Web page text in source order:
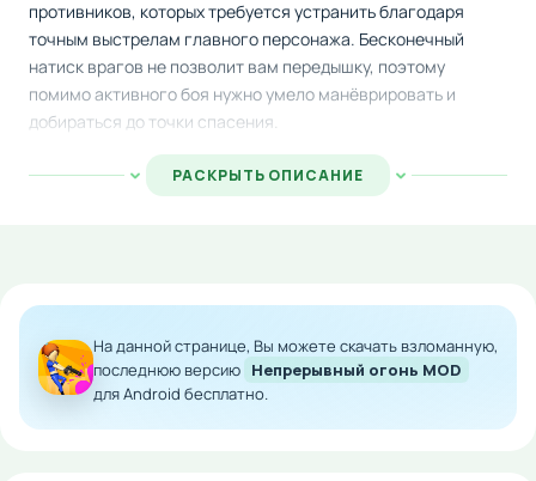
противников, которых требуется устранить благодаря
точным выстрелам главного персонажа. Бесконечный
натиск врагов не позволит вам передышку, поэтому
помимо активного боя нужно умело манёврировать и
добираться до точки спасения.
Когда ситуация становится критической, герой может
применить специальные боевые умения, способные за
Все уровни и боевые способности
разблокированы с самого начала
Полный доступ к арсеналу персонажа
РАСКРЫТЬ ОПИСАНИЕ
На данной странице, Вы можете скачать взломанную,
последнюю версию Непрерывный огонь MOD
для Android бесплатно.